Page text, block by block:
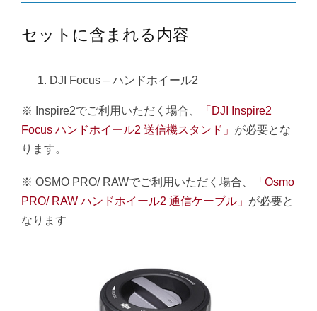
セットに含まれる内容
DJI Focus – ハンドホイール2
※ Inspire2でご利用いただく場合、
「DJI Inspire2
Focus ハンドホイール2 送信機スタンド」 が必要とな
ります。
※ OSMO PRO/ RAWでご利用いただく場合、
「Osmo
PRO/ RAW ハンドホイール2 通信ケーブル」 が必要と
なります